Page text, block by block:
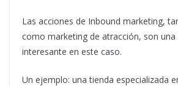
Las acciones de Inbound marketing,
como marketing de atracción, son una
interesante en este caso.
Un ejemplo: una tienda especializada